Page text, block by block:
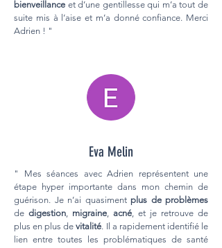
bienveillance et d’une gentillesse qui m’a tout de
suite mis à l’aise et m’a donné confiance. Merci
Adrien ! "
Eva Melin
" Mes séances avec Adrien représentent une
étape hyper importante dans mon chemin de
guérison. Je n’ai quasiment plus de problèmes
de digestion migraine acné , et je retrouve de
plus en plus devitalité. Il a rapidement identifié le
lien entre toutes les problématiques de santé